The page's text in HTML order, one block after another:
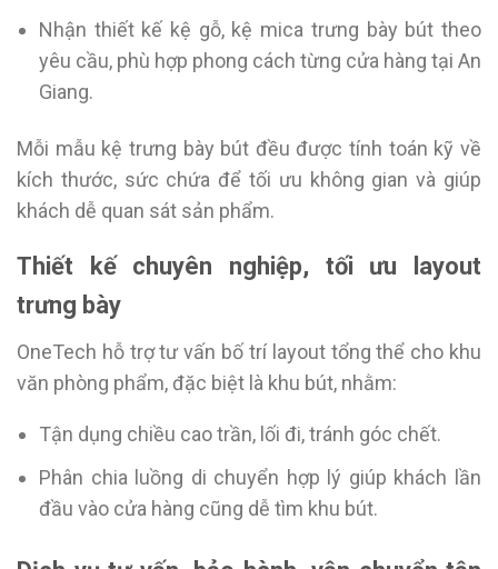
Nhận thiết kế kệ gỗ, kệ mica trưng bày bút theo
yêu cầu, phù hợp phong cách từng cửa hàng tại An
Giang.
Mỗi mẫu kệ trưng bày bút đều được tính toán kỹ về
kích thước, sức chứa để tối ưu không gian và giúp
khách dễ quan sát sản phẩm.
Thiết kế chuyên nghiệp, tối ưu layout
trưng bày
OneTech hỗ trợ tư vấn bố trí layout tổng thể cho khu
văn phòng phẩm, đặc biệt là khu bút, nhằm:
Tận dụng chiều cao trần, lối đi, tránh góc chết.
Phân chia luồng di chuyển hợp lý giúp khách lần
đầu vào cửa hàng cũng dễ tìm khu bút.